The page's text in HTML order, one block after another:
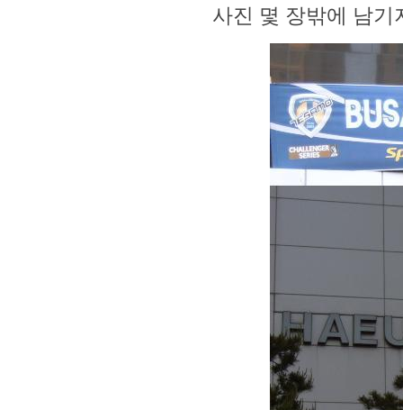
사진 몇 장밖에 남기